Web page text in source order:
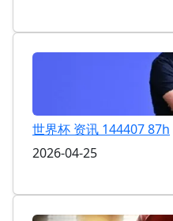
世界杯 资讯 144407 87h
2026-04-25